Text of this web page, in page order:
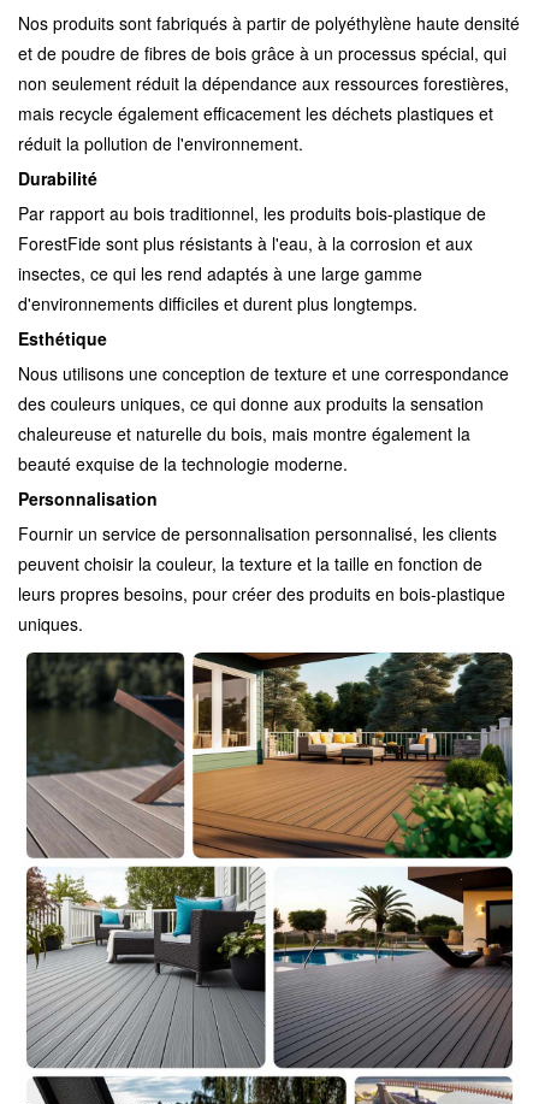
Nos produits sont fabriqués à partir de polyéthylène haute densité
et de poudre de fibres de bois grâce à un processus spécial, qui
non seulement réduit la dépendance aux ressources forestières,
mais recycle également efficacement les déchets plastiques et
réduit la pollution de l'environnement.
Durabilité
Par rapport au bois traditionnel, les produits bois-plastique de
ForestFide sont plus résistants à l'eau, à la corrosion et aux
insectes, ce qui les rend adaptés à une large gamme
d'environnements difficiles et durent plus longtemps.
Esthétique
Nous utilisons une conception de texture et une correspondance
des couleurs uniques, ce qui donne aux produits la sensation
chaleureuse et naturelle du bois, mais montre également la
beauté exquise de la technologie moderne.
Personnalisation
Fournir un service de personnalisation personnalisé, les clients
peuvent choisir la couleur, la texture et la taille en fonction de
leurs propres besoins, pour créer des produits en bois-plastique
uniques.